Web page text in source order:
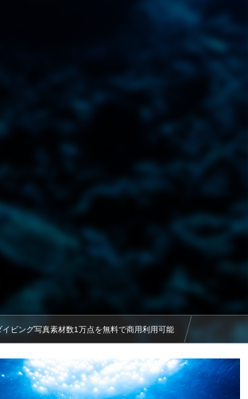
イビング写真素材数1万点を無料で商用利用可能
ダイバーと万座鍾乳洞・シークレットケーブ